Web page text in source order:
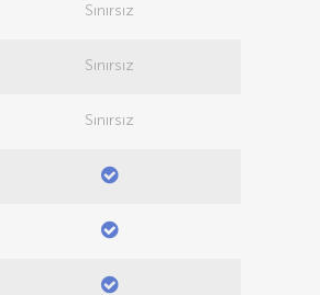
Sınırsız
Sınırsız
Sınırsız